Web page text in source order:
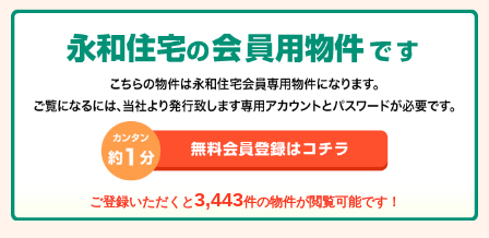
ご登録いただくと3,443件の物件が閲覧可能です！